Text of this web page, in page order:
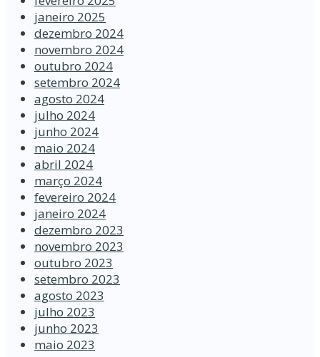
janeiro 2025
dezembro 2024
novembro 2024
outubro 2024
setembro 2024
agosto 2024
julho 2024
junho 2024
maio 2024
abril 2024
março 2024
fevereiro 2024
janeiro 2024
dezembro 2023
novembro 2023
outubro 2023
setembro 2023
agosto 2023
julho 2023
junho 2023
maio 2023